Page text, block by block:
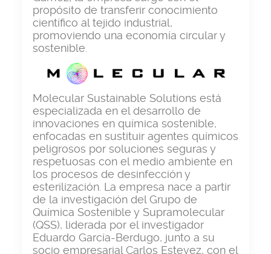
propósito de transferir conocimiento
científico al tejido industrial,
promoviendo una economía circular y
sostenible.
Molecular Sustainable Solutions está
especializada en el desarrollo de
innovaciones en química sostenible,
enfocadas en sustituir agentes químicos
peligrosos por soluciones seguras y
respetuosas con el medio ambiente en
los procesos de desinfección y
esterilización. La empresa nace a partir
de la investigación del Grupo de
Química Sostenible y Supramolecular
(QSS), liderada por el investigador
Eduardo García-Berdugo, junto a su
socio empresarial Carlos Estevez, con el